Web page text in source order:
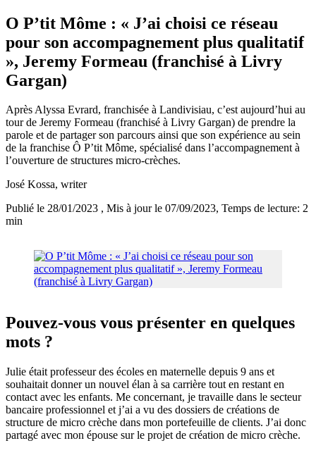
O P’tit Môme : « J’ai choisi ce réseau
pour son accompagnement plus qualitatif
», Jeremy Formeau (franchisé à Livry
Gargan)
Après Alyssa Evrard, franchisée à Landivisiau, c’est aujourd’hui au
tour de Jeremy Formeau (franchisé à Livry Gargan) de prendre la
parole et de partager son parcours ainsi que son expérience au sein
de la franchise Ô P’tit Môme, spécialisé dans l’accompagnement à
l’ouverture de structures micro-crèches.
José Kossa, writer
Publié le 28/01/2023 , Mis à jour le 07/09/2023, Temps de lecture: 2
min
Pouvez-vous vous présenter en quelques
mots ?
Julie était professeur des écoles en maternelle depuis 9 ans et
souhaitait donner un nouvel élan à sa carrière tout en restant en
contact avec les enfants. Me concernant, je travaille dans le secteur
bancaire professionnel et j’ai a vu des dossiers de créations de
structure de micro crèche dans mon portefeuille de clients. J’ai donc
partagé avec mon épouse sur le projet de création de micro crèche.